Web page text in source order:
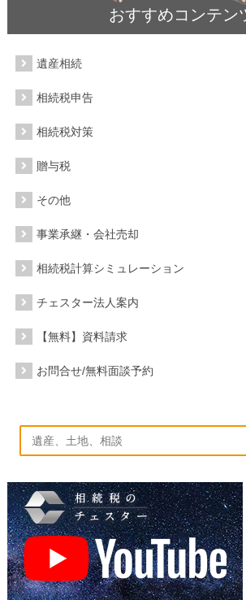
おすすめコンテン
遺産相続
相続税申告
相続税対策
贈与税
その他
事業承継・会社売却
相続税計算シミュレーション
チェスター法人案内
【無料】資料請求
お問合せ/無料面談予約